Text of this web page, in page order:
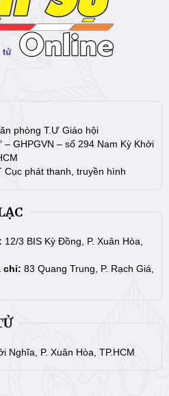
phòng T.Ư Giáo hội
– GHPGVN – số 294 Nam Kỳ Khởi
Cục phát thanh, truyền hình
12/3 BIS Kỳ Đồng, P. Xuân Hòa,
chỉ: 83 Quang Trung, P. Rạch Giá,
Nghĩa, P. Xuân Hòa, TP.HCM